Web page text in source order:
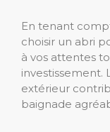
En tenant
choisir un abri
à vos attentes
investissement.
extérieur
baignade